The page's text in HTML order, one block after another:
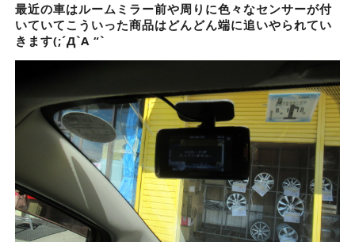
最近の車はルームミラー前や周りに色々なセンサーが付
いていてこういった商品はどんどん端に追いやられてい
きます(;´Д`A “`